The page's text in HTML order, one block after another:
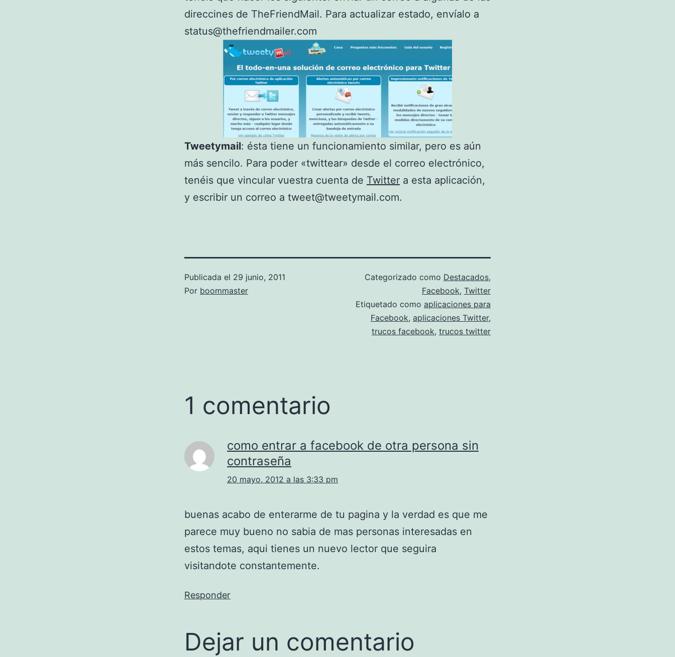
direccines de TheFriendMail. Para actualizar estado, envíalo a
status@thefriendmailer.com
Tweetymail: ésta tiene un funcionamiento similar, pero es aún
más sencilo. Para poder «twittear» desde el correo electrónico,
tenéis que vincular vuestra cuenta de Twitter a esta aplicación,
y escribir un correo a tweet@tweetymail.com.
Publicada el 29 junio, 2011
Por boommaster
Categorizado como Destacados,
Facebook, Twitter
Etiquetado como aplicaciones para
Facebook, aplicaciones Twitter,
trucos facebook, trucos twitter
1 comentario
como entrar a facebook de otra persona sin
contraseña
20 mayo, 2012 a las 3:33 pm
buenas acabo de enterarme de tu pagina y la verdad es que me
parece muy bueno no sabia de mas personas interesadas en
estos temas, aqui tienes un nuevo lector que seguira
visitandote constantemente.
Responder
Dejar un comentario